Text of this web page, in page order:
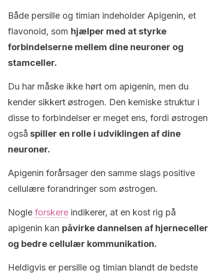
Både persille og timian indeholder Apigenin, et
flavonoid, som hjælper med at styrke
forbindelserne mellem dine neuroner og
stamceller.
Du har måske ikke hørt om apigenin, men du
kender sikkert østrogen. Den kemiske struktur i
disse to forbindelser er meget ens, fordi østrogen
også spiller en rolle i udviklingen af ​​dine
neuroner.
Apigenin forårsager den samme slags positive
cellulære forandringer som østrogen.
Nogle forskere indikerer, at en kost rig på
apigenin kan påvirke dannelsen af ​​hjerneceller
og bedre cellulær kommunikation.
Heldigvis er persille og timian blandt de bedste